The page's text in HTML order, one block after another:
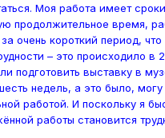
Моя работа имеет
продолжительное время,
очень короткий период, что
– это происходило в
подготовить выставку в
недель, а это было,
работой. И поскольку я
работы становится